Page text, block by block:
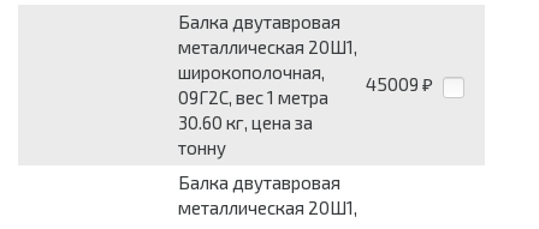
Балка двутавровая
металлическая 20Ш1,
широкополочная,
09Г2С, вес 1 метра
30.60 кг, цена за
тонну
45009 ₽
Балка двутавровая
металлическая 20Ш1,